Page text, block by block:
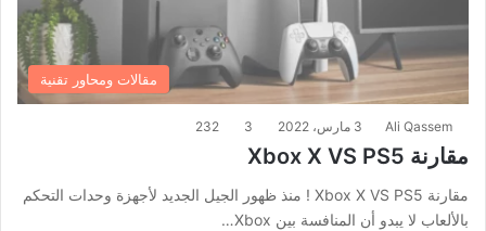
مقالات ومحاور تقنية
Ali Qassem 3 مارس، 2022 3
232
مقارنة Xbox X VS PS5
مقارنة Xbox X VS PS5 ! منذ ظهور الجيل الجديد لأجهزة وحدات التحكم
بالألعاب لا يبدو أن المنافسة بين Xbox…